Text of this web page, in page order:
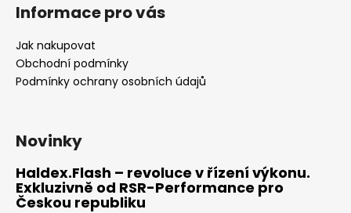
Informace pro vás
Jak nakupovat
Obchodní podmínky
Podmínky ochrany osobních údajů
Novinky
Haldex.Flash – revoluce v řízení výkonu.
Exkluzivně od RSR-Performance pro
Českou republiku